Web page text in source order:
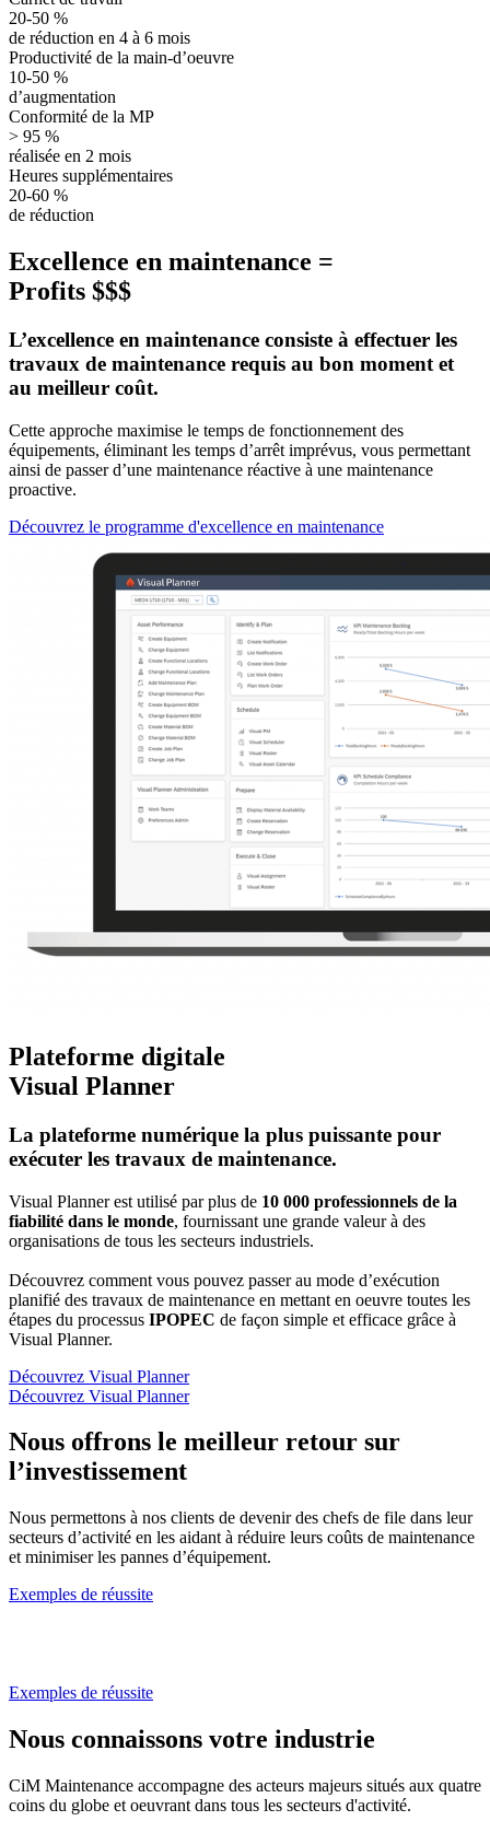
20-50 %
de réduction en 4 à 6 mois
Productivité de la main-d’oeuvre
10-50 %
d’augmentation
Conformité de la MP
> 95 %
réalisée en 2 mois
Heures supplémentaires
20-60 %
de réduction
Excellence en maintenance =
Profits $$$
L’excellence en maintenance consiste à effectuer les
travaux de maintenance requis au bon moment et
au meilleur coût.
Cette approche maximise le temps de fonctionnement des
équipements, éliminant les temps d’arrêt imprévus, vous permettant
ainsi de passer d’une maintenance réactive à une maintenance
proactive.
Découvrez le programme d'excellence en maintenance
Plateforme digitale
Visual Planner
La plateforme numérique la plus puissante pour
exécuter les travaux de maintenance.
Visual Planner est utilisé par plus de 10 000 professionnels de la
fiabilité dans le monde, fournissant une grande valeur à des
organisations de tous les secteurs industriels.
Découvrez comment vous pouvez passer au mode d’exécution
planifié des travaux de maintenance en mettant en oeuvre toutes les
étapes du processus IPOPEC de façon simple et efficace grâce à
Visual Planner.
Découvrez Visual Planner
Découvrez Visual Planner
Nous offrons le meilleur retour sur
l’investissement
Nous permettons à nos clients de devenir des chefs de file dans leur
secteurs d’activité en les aidant à réduire leurs coûts de maintenance
et minimiser les pannes d’équipement.
Exemples de réussite
Exemples de réussite
Nous connaissons votre industrie
CiM Maintenance accompagne des acteurs majeurs situés aux quatre
coins du globe et oeuvrant dans tous les secteurs d'activité.